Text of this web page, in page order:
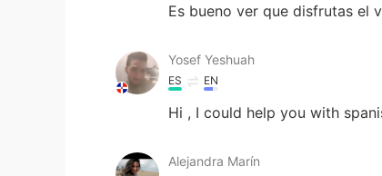
Es bueno ver que disfrutas el
Yosef Yeshuah
ES EN
Hi , I could help you with
Alejandra Marín